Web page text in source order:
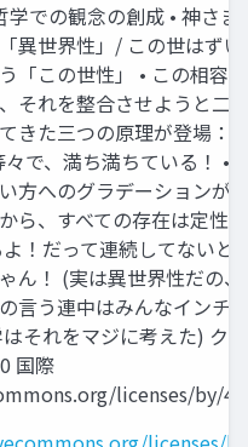
での観念の創成 • 神さま
異世界性」/ この世はず
「この世性」 • この相容
それを整合させようと二
きた三つの原理が登場：
で、満ち満ちている！ •
方へのグラデーションが
ら、すべての存在は定性
！だって連続してないと
ん！ (実は異世界性だの
言う連中はみんなインチ
それをマジに考えた) ク
国際
licenses/by/